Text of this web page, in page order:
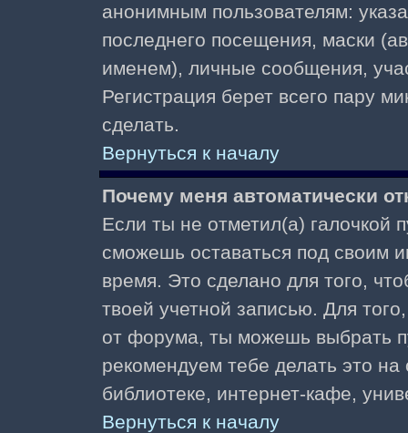
анонимным пользователям:
последнего посещения, маски
именем), личные сообщения,
Регистрация берет всего пару
сделать.
Вернуться к началу
Почему меня автоматически
Если ты не отметил(а) галочкой
сможешь оставаться под своим
время. Это сделано для того,
твоей учетной записью. Для
от форума, ты можешь выбрать
рекомендуем тебе делать это
библиотеке, интернет-кафе,
Вернуться к началу